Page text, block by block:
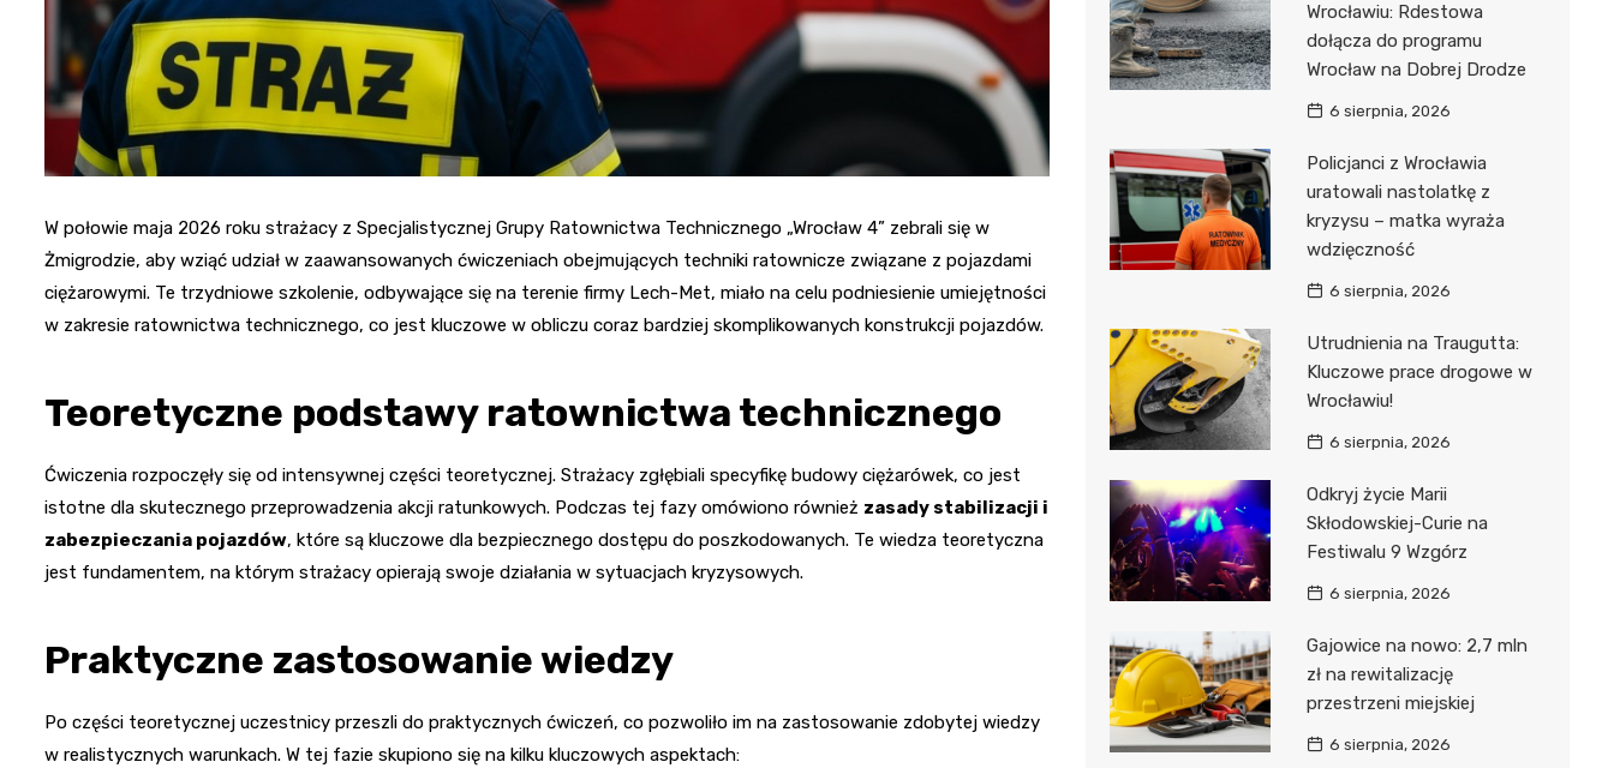
W połowie maja 2026 roku strażacy z Specjalistycznej Grupy Ratownictwa Technicznego „Wrocław 4” zebrali się w
Żmigrodzie, aby wziąć udział w zaawansowanych ćwiczeniach obejmujących techniki ratownicze związane z pojazdami
ciężarowymi. Te trzydniowe szkolenie, odbywające się na terenie firmy Lech-Met, miało na celu podniesienie umiejętności
w zakresie ratownictwa technicznego, co jest kluczowe w obliczu coraz bardziej skomplikowanych konstrukcji pojazdów.
Teoretyczne podstawy ratownictwa technicznego
Ćwiczenia rozpoczęły się od intensywnej części teoretycznej. Strażacy zgłębiali specyfikę budowy ciężarówek, co jest
istotne dla skutecznego przeprowadzenia akcji ratunkowych. Podczas tej fazy omówiono również zasady stabilizacji i
zabezpieczania pojazdów, które są kluczowe dla bezpiecznego dostępu do poszkodowanych. Te wiedza teoretyczna
jest fundamentem, na którym strażacy opierają swoje działania w sytuacjach kryzysowych.
Praktyczne zastosowanie wiedzy
Po części teoretycznej uczestnicy przeszli do praktycznych ćwiczeń, co pozwoliło im na zastosowanie zdobytej wiedzy
w realistycznych warunkach. W tej fazie skupiono się na kilku kluczowych aspektach:
Wrocławiu: Rdestowa
dołącza do programu
Wrocław na Dobrej Drodze
6 sierpnia, 2026
Policjanci z Wrocławia
uratowali nastolatkę z
kryzysu – matka wyraża
wdzięczność
6 sierpnia, 2026
Utrudnienia na Traugutta:
Kluczowe prace drogowe w
Wrocławiu!
6 sierpnia, 2026
Odkryj życie Marii
Skłodowskiej-Curie na
Festiwalu 9 Wzgórz
6 sierpnia, 2026
Gajowice na nowo: 2,7 mln
zł na rewitalizację
przestrzeni miejskiej
6 sierpnia, 2026